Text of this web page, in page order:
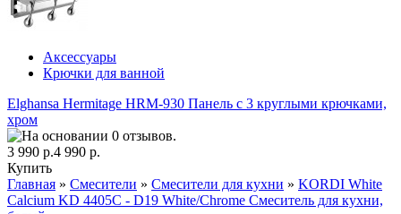
Аксессуары
Крючки для ванной
Elghansa Hermitage HRM-930 Панель с 3 круглыми крючками,
хром
3 990 р.4 990 р.
Купить
Главная » Смесители » Смесители для кухни » KORDI White
Calcium KD 4405C - D19 White/Chrome Смеситель для кухни,